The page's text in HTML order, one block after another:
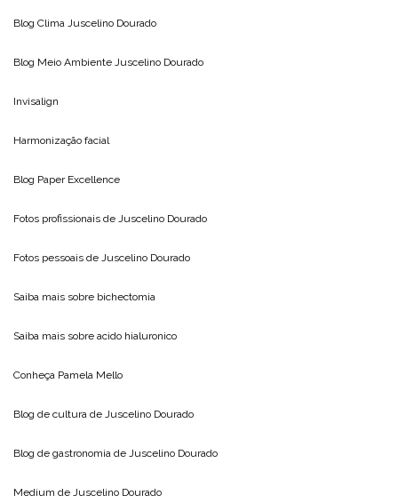
Blog Clima Juscelino Dourado
Blog Meio Ambiente Juscelino Dourado
Invisalign
Harmonização facial
Blog Paper Excellence
Fotos profissionais de Juscelino Dourado
Fotos pessoais de Juscelino Dourado
Saiba mais sobre bichectomia
Saiba mais sobre acido hialuronico
Conheça Pamela Mello
Blog de cultura de Juscelino Dourado
Blog de gastronomia de Juscelino Dourado
Medium de Juscelino Dourado